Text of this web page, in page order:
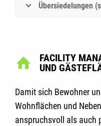
Übersiedelungen
FACILITY
UND
Damit sich Bewohner
Wohnflächen und
anspruchsvoll als auch